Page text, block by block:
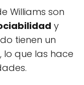
Williams son
y
tienen un
que las hace